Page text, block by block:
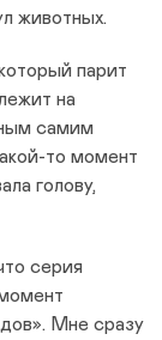
животных.
парит
на
самим
то момент
голову,
серия
Мне сразу